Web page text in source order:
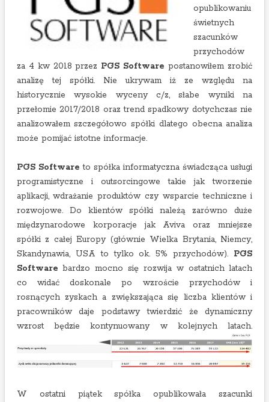
opublikowaniu
świetnych
szacunków
przychodów
za 4 kw 2018 przez PGS Software postanowiłem zrobić
analizę tej spółki. Nie ukrywam iż ze względu na
historycznie wysokie wyceny c/z, słabe wyniki na
przełomie 2017/2018 oraz trend spadkowy dotychczas nie
analizowałem szczegółowo spółki dlatego obecna analiza
może pomijać istotne informacje.
PGS Software to spółka informatyczna świadcząca usługi
programistyczne i outsorcingowe takie jak tworzenie
aplikacji, wdrażanie produktów czy wsparcie techniczne i
rozwojowe. Do klientów spółki należą zarówno duże
międzynarodowe korporacje jak Aviva oraz mniejsze
spółki z całej Europy (głównie Wielka Brytania, Niemcy,
Skandynawia, USA to tylko ok. 5% przychodów). PGS
Software bardzo mocno się rozwija w ostatnich latach
co widać doskonale po wzroście przychodów i
rosnących zyskach a zwiększająca się liczba klientów i
pracowników daje podstawy twierdzić że dynamiczny
wzrost będzie kontynuowany w kolejnych latach.
W ostatni piątek spółka opublikowała szacunki